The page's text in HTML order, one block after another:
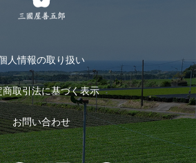
人情報の取り扱い
商取引法に基づく表示
お問い合わせ